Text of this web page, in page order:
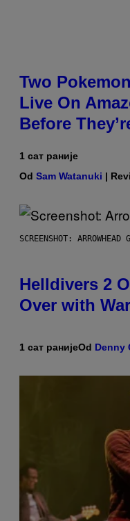
Two
Live On
Before
1 сат раније
Od Sam Watanuki |
SCREENSHOT: ARROWHEAD
Helldivers 2
Over with
1 сат ранијеOd Denny